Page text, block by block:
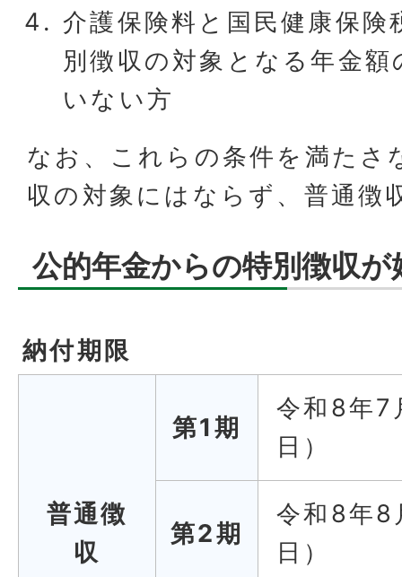
介護保険料と国民健康保険
別徴収の対象となる年金
いない方
なお、これらの条件を満たさ
収の対象にはならず、普通徴
公的年金からの特別徴収が
納付期限
普通徴
収
第1期
令和8年7
日）
第2期
令和8年8
日）